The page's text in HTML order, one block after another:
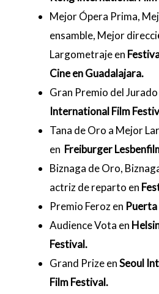
Mejor Ópera Prima,
ensamble, Mejor direcci
Largometraje en
Cine en Guadalajara.
Gran Premio del Jurado
International Film
Tana de Oro a Mejor
en Freiburger
Biznaga de Oro,
actriz de reparto en
Premio Feroz en
Audience Vota en
Festival.
Grand Prize enSeoul
Film Festival.